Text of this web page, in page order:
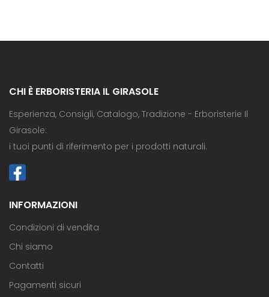
CHI È ERBORISTERIA IL GIRASOLE
Esperienza, Consigli, Catalogo, Tradizione - Erboristerie Il
Girasole:
i tuoi punti di riferimento per i prodotti naturali.
INFORMAZIONI
Condizioni di vendita
Chi siamo
Contatti
Pagamenti sicuri